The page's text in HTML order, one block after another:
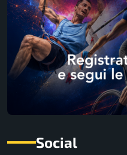
Social